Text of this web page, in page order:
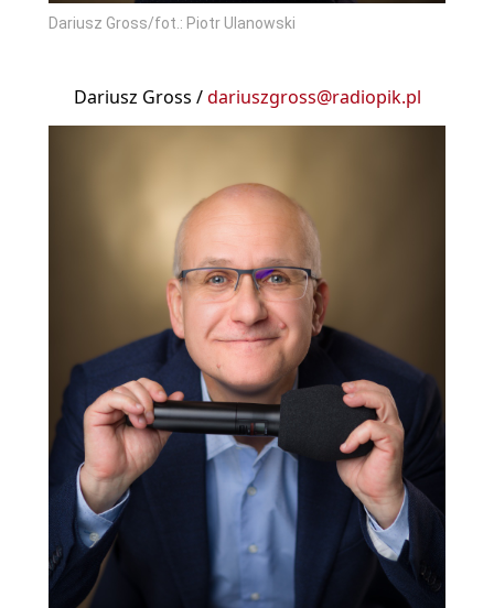
Dariusz Gross/fot.: Piotr Ulanowski
Dariusz Gross /dariuszgross@radiopik.pl